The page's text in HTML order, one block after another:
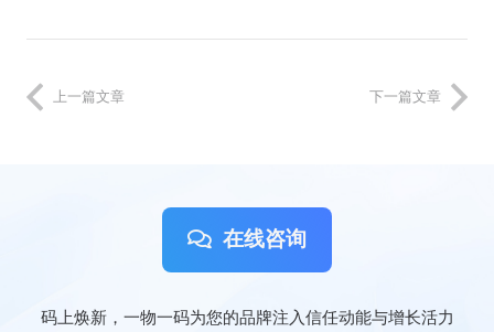
上一篇文章 下一篇文章
在线咨询
码上焕新，一物一码为您的品牌注入信任动能与增长活力